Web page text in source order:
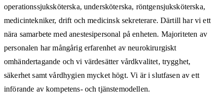
operationssjuksköterska, undersköterska, röntgensjuksköterska,
medicintekniker, drift och medicinsk sekreterare. Därtill har vi ett
nära samarbete med anestesipersonal på enheten. Majoriteten av
personalen har mångårig erfarenhet av neurokirurgiskt
omhändertagande och vi värdesätter vårdkvalitet, trygghet,
säkerhet samt vårdhygien mycket högt. Vi är i slutfasen av ett
införande av kompetens- och tjänstemodellen.